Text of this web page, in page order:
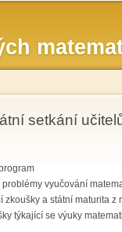
setkání
problémy vyučování
zkoušky a státní maturita z
týkající se výuky